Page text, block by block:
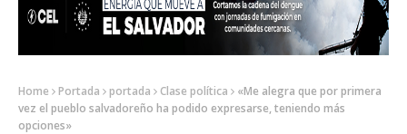
Home Portada portada Clase política
«Me alegra que por primera
vez el pueblo salvadoreño ha podido expresarse, teniendo más
opciones»